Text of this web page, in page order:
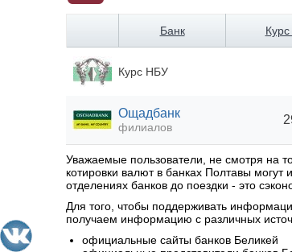
Банк Курс
Курс НБУ
Ощадбанк
филиалов
Уважаемые пользователи, не смотря на
котировки валют в банках Полтавы
отделениях банков до поездки - это
Для того, чтобы поддерживать
получаем информацию с различных
официальные сайты банков Беликей